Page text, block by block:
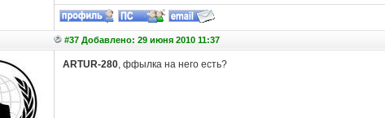
#37 Добавлено: 29 июня 2010 11:37
ARTUR-280, ффылка на него есть?